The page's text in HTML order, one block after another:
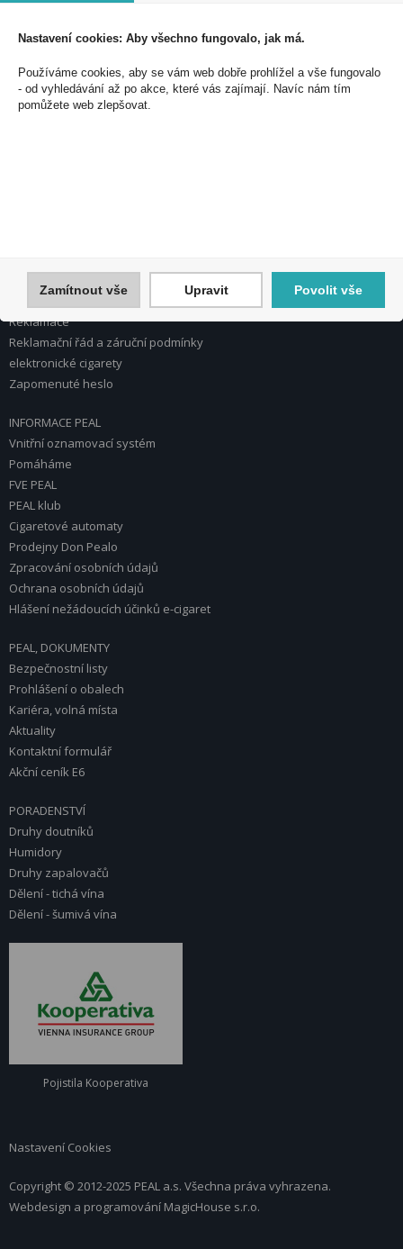
U Plynárny 412/101
101 00 Praha 10
Česká republika
Reklamace
Reklamační řád a záruční podmínky
elektronické cigarety
Zapomenuté heslo
INFORMACE PEAL
Vnitřní oznamovací systém
Pomáháme
FVE PEAL
PEAL klub
Cigaretové automaty
Prodejny Don Pealo
Zpracování osobních údajů
Ochrana osobních údajů
Hlášení nežádoucích účinků e-cigaret
PEAL, DOKUMENTY
Bezpečnostní listy
Prohlášení o obalech
Kariéra, volná místa
Aktuality
Kontaktní formulář
Akční ceník E6
PORADENSTVÍ
Druhy doutníků
Humidory
Druhy zapalovačů
Dělení - tichá vína
Dělení - šumivá vína
Pojistila Kooperativa
Nastavení Cookies
Copyright © 2012-2025 PEAL a.s. Všechna práva vyhrazena.
Webdesign a programování MagicHouse s.r.o.
Nastavení cookies: Aby všechno fungovalo, jak má.
Používáme cookies, aby se vám web dobře prohlížel a vše fungovalo
- od vyhledávání až po akce, které vás zajímají. Navíc nám tím
pomůžete web zlepšovat.
Zamítnout vše Upravit Povolit vše